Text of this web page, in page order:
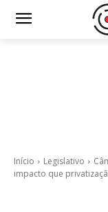
Início Legislativo
impacto que